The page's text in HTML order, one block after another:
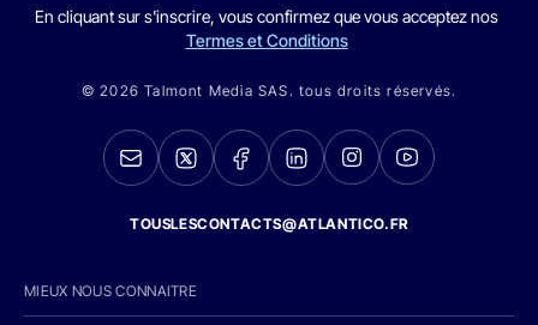
En cliquant sur s'inscrire, vous confirmez que vous acceptez nos
Termes et Conditions
© 2026 Talmont Media SAS. tous droits réservés.
TOUSLESCONTACTS@ATLANTICO.FR
MIEUX NOUS CONNAITRE